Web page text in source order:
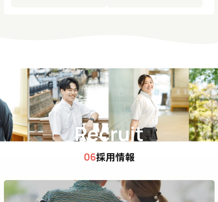
Recruit
06採用情報